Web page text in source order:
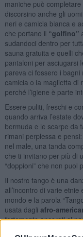
maniche può
discorsino anche gli
neri e camicia bianca e
che portano il “golfino”
sudandoci dentro per
sauna gratuita e quelli
pantaloni per asciugarsi
pareva ci fossero i
camicia o la maglietta di
perché l’igiene è parte
Essere puliti, freschi e
quando arriva l’estate
bermuda e le scarpe da
rimani perplessa e
nel male, una tanda
che ti invitano per più di
“doppioni” che non puoi
Il nostro tango è una
all’incontro di varie
mondo e la parola
usata dagli afro-
fortemente ancorati al
tanto da stravolgere